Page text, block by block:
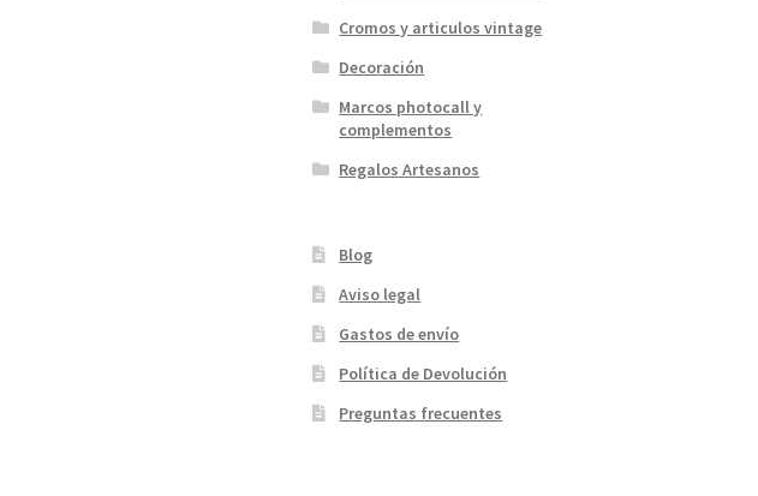
Cromos y articulos vintage
Decoración
Marcos photocall y
complementos
Regalos Artesanos
Blog
Aviso legal
Gastos de envío
Política de Devolución
Preguntas frecuentes